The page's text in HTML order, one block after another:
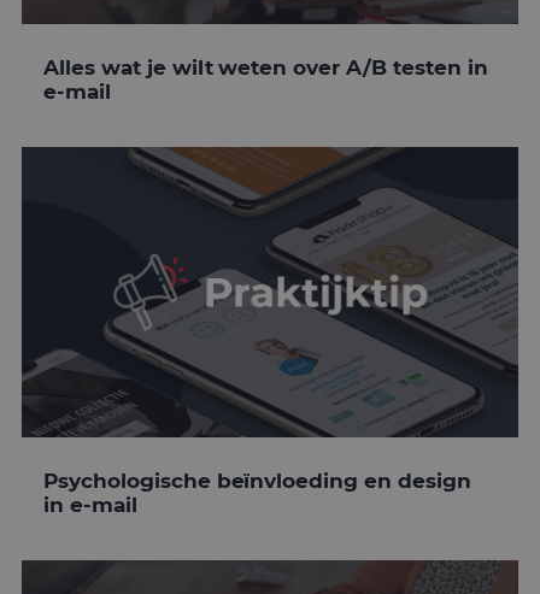
Alles wat je wilt weten over A/B testen in
e-mail
Psychologische beïnvloeding en design
in e-mail